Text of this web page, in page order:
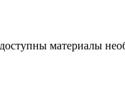
материалы